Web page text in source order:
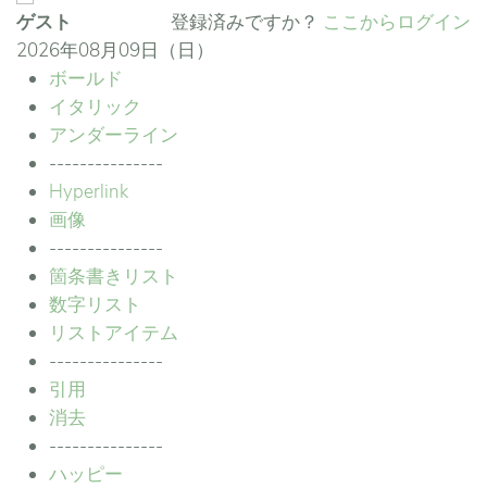
登録済みですか？ ここからログイン
ゲスト
2026年08月09日（日）
ボールド
イタリック
アンダーライン
---------------
Hyperlink
画像
---------------
箇条書きリスト
数字リスト
リストアイテム
---------------
引用
消去
---------------
ハッピー